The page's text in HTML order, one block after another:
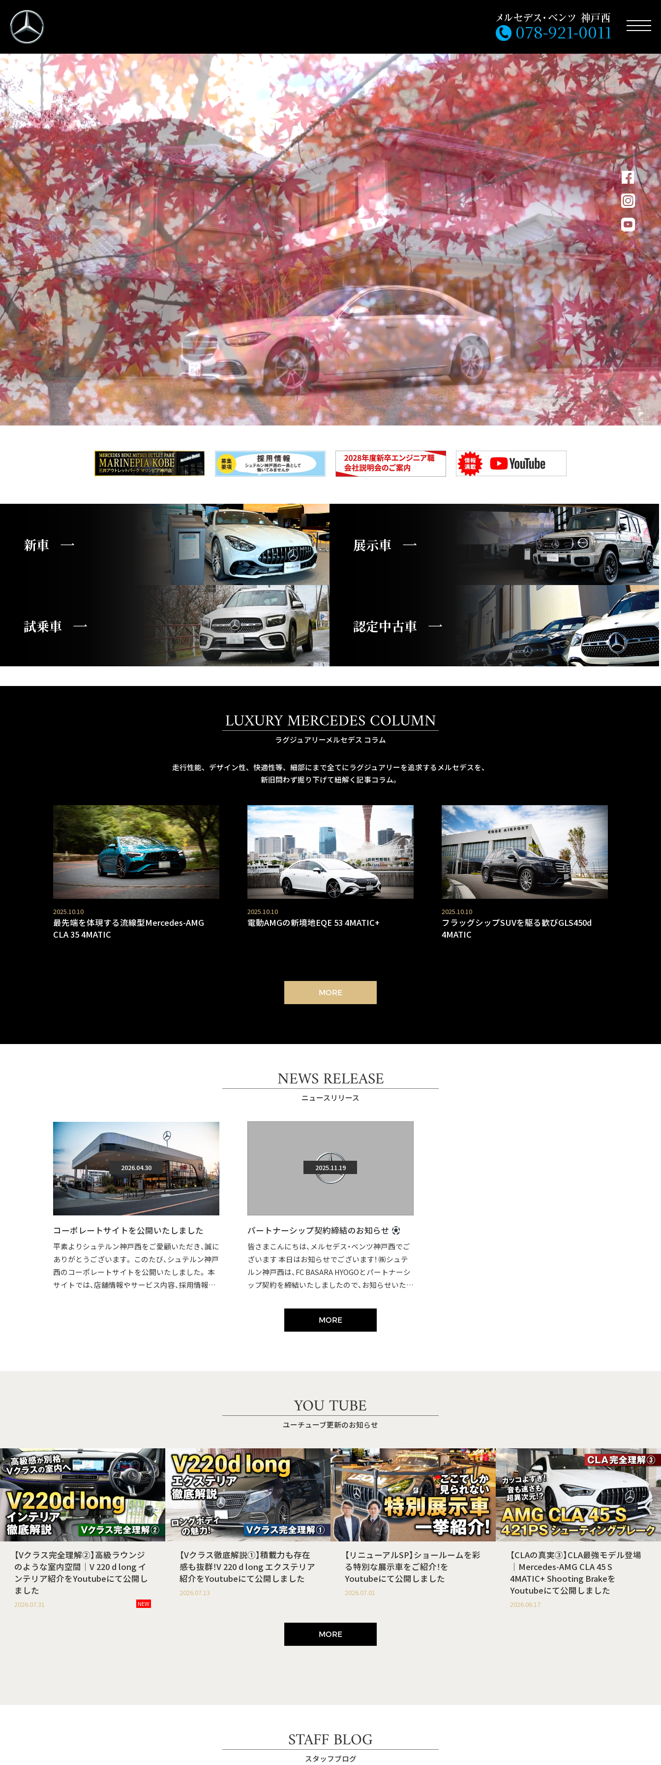
078-921-0011
新車 展示車
試乗車 認定中古車
LUXURY MERCEDES COLUMN
ラグジュアリーメルセデス コラム
走行性能、デザイン性、快適性等、細部にまで全てにラグジュアリーを追求するメルセデスを、
新旧問わず掘り下げて紐解く記事コラム。
2025.10.10
最先端を体現する流線型Mercedes-AMG
CLA 35 4MATIC
2025.10.10
電動AMGの新境地EQE 53 4MATIC+
2025.10.10
フラッグシップSUVを駆る歓びGLS450d
4MATIC
MORE
NEWS RELEASE
ニュースリリース
2026.04.30
コーポレートサイトを公開いたしました
平素よりシュテルン神戸西をご愛顧いただき、誠に
ありがとうございます。 このたび、シュテルン神戸
西のコーポレートサイトを公開いたしました。 本
サイトでは、店舗情報やサービス内容、採用情報な
2025.11.19
パートナーシップ契約締結のお知らせ
皆さまこんにちは、メルセデス・ベンツ神戸西でご
ざいます 本日はお知らせでございます！ ㈱シュテ
ルン神戸西は、FC BASARA HYOGOとパートナーシ
ップ契約を締結いたしましたので、お知らせいたし
MORE
YOU TUBE
ユーチューブ更新のお知らせ
【Vクラス完全理解②】高級ラウンジ
のような室内空間｜V 220 d long イ
ンテリア紹介をYoutubeにて公開し
ました
2026.07.31 NEW
【Vクラス徹底解説①】積載力も存在
感も抜群！V 220 d long エクステリア
紹介をYoutubeにて公開しました
2026.07.13
【リニューアルSP】ショールームを彩
る特別な展示車をご紹介！を
Youtubeにて公開しました
2026.07.01
【CLAの真実③】CLA最強モデル登場
｜Mercedes-AMG CLA 45 S
4MATIC+ Shooting Brakeを
Youtubeにて公開しました
2026.06.17
MORE
STAFF BLOG
スタッフブログ